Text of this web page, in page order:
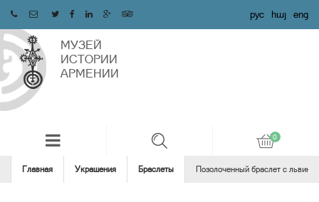
рус հայ eng
МУЗЕЙ
ИСТОРИИ
АРМЕНИИ
Главная Украшения Браслеты Позолоченный браслет с